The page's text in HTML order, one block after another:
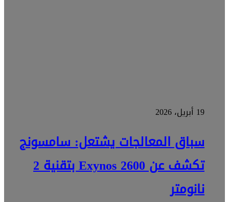
19 أبريل، 2026
سباق المعالجات يشتعل: سامسونج
تكشف عن Exynos 2600 بتقنية 2
نانومتر